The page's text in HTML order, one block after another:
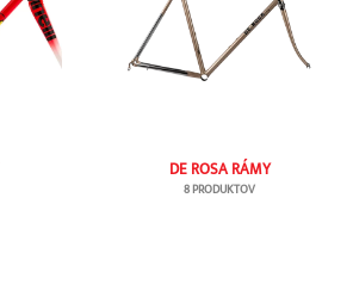
DE ROSA RÁMY
8 PRODUKTOV